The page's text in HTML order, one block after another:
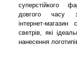
суперстійкого
довгого часу
інтернет-магазин
светрів, які
нанесення